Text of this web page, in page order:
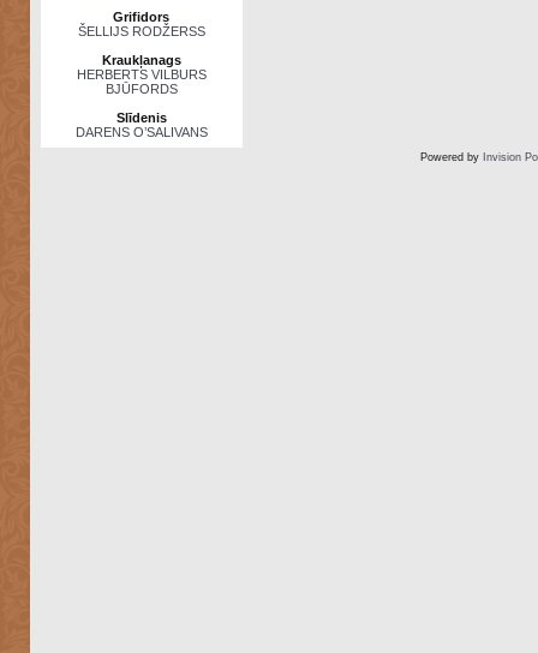
Grifidors
ŠELLIJS RODŽERSS
Kraukļanags
HERBERTS VILBURS
BJŪFORDS
Slīdenis
DARENS O’SALIVANS
Powered by Invision